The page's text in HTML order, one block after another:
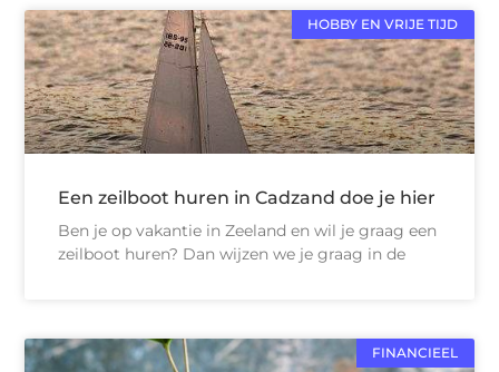
HOBBY EN VRIJE TIJD
Een zeilboot huren in Cadzand doe je hier
Ben je op vakantie in Zeeland en wil je graag een
zeilboot huren? Dan wijzen we je graag in de
FINANCIEEL